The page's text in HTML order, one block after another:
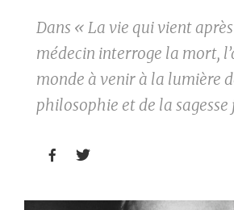
Dans « La vie qui vient
médecin interroge la mort,
monde à venir à la lumière
philosophie et de la sagesse
 